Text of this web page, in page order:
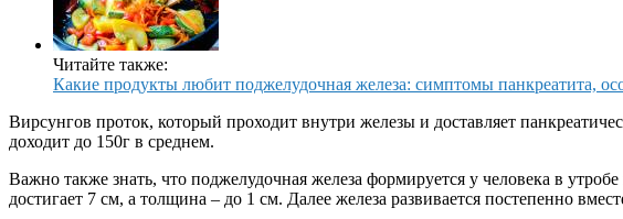
Читайте также:
Какие продукты любит поджелудочная железа: симптомы панкреатита,
Вирсунгов проток, который проходит внутри железы и доставляет
доходит до 150г в среднем.
Важно также знать, что поджелудочная железа формируется у человека в
достигает 7 см, а толщина – до 1 см. Далее железа развивается постепенно